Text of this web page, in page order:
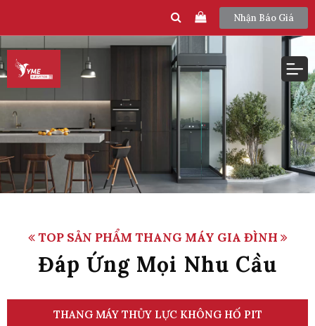
Nhận Báo Giá
TOP SẢN PHẨM THANG MÁY GIA ĐÌNH
Đáp Ứng Mọi Nhu Cầu
THANG MÁY THỦY LỰC KHÔNG HỐ PIT